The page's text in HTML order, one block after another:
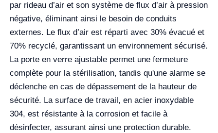
par rideau d’air et son système de flux d’air à pression
négative, éliminant ainsi le besoin de conduits
externes. Le flux d’air est réparti avec 30% évacué et
70% recyclé, garantissant un environnement sécurisé.
La porte en verre ajustable permet une fermeture
complète pour la stérilisation, tandis qu'une alarme se
déclenche en cas de dépassement de la hauteur de
sécurité. La surface de travail, en acier inoxydable
304, est résistante à la corrosion et facile à
désinfecter, assurant ainsi une protection durable.